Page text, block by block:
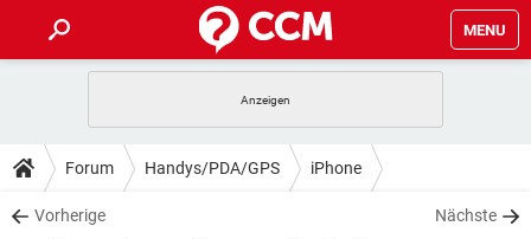
MENU
ANDROID IOS
WINDOWS 10
TIPPS & TRICKS
SPIELE STREAMING
DOWNLOADS
Forum Handys/PDA/GPS iPhone
Vorherige Nächste